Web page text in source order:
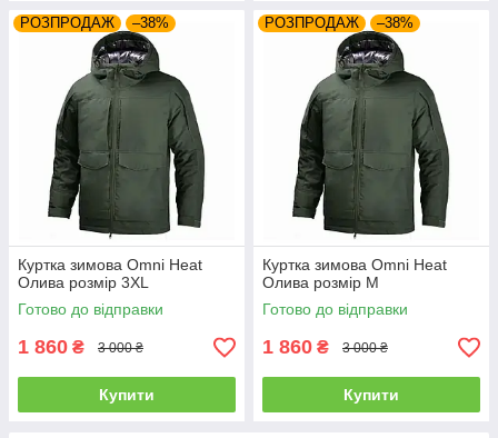
РОЗПРОДАЖ –38%
Куртка зимова Omni Heat
Олива розмір 3XL
Готово до відправки
1 860 ₴ 3 000 ₴
Купити
РОЗПРОДАЖ –38%
Куртка зимова Omni Heat
Олива розмір M
Готово до відправки
1 860 ₴ 3 000 ₴
Купити